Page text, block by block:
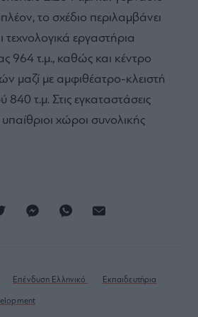
το σχέδιο περιλαμβάνει
τεχνολογικά εργαστήρια
964 τ.μ., καθώς και κέντρο
μαζί με αμφιθέατρο-κλειστή
τ.μ. Στις εγκαταστάσεις
χώροι συνολικής
Επένδυση Ελληνικό Εκπαιδευτήρια